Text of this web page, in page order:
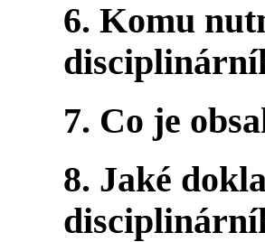
6. Komu
7. Co je
8. Jaké